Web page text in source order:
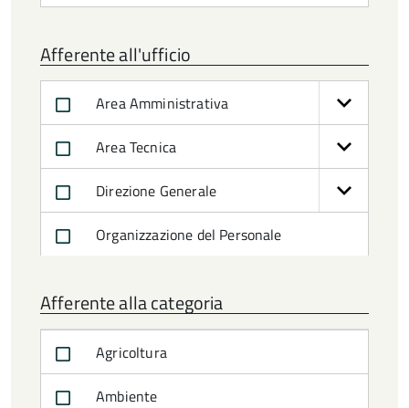
Afferente all'ufficio
Area Amministrativa
Area Tecnica
Direzione Generale
Organizzazione del Personale
Afferente alla categoria
Agricoltura
Ambiente